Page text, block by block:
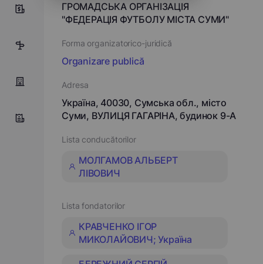
0
1
ГРОМАДСЬКА ОРГАНІЗАЦІЯ
"ФЕДЕРАЦІЯ ФУТБОЛУ МІСТА СУМИ"
Forma organizatorico-juridică
Organizare publică
Adresa
Україна, 40030, Сумська обл., місто
Суми, ВУЛИЦЯ ГАГАРІНА, будинок 9-А
Lista conducătorilor
МОЛГАМОВ АЛЬБЕРТ
ЛІВОВИЧ
Lista fondatorilor
КРАВЧЕНКО ІГОР
МИКОЛАЙОВИЧ; Україна